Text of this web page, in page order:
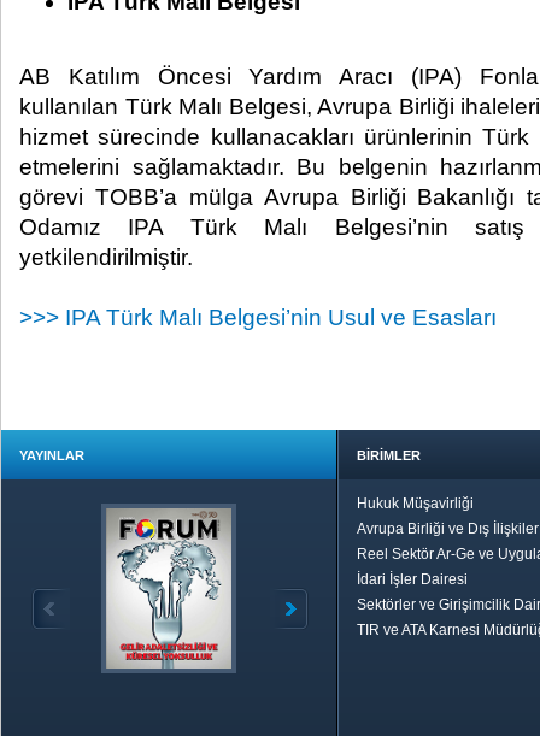
AB Katılım Öncesi Yardım Aracı (IPA)
kullanılan Türk Malı Belgesi, Avrupa Birliği
hizmet sürecinde kullanacakları ürünlerinin Türk
etmelerini sağlamaktadır. Bu belgenin
görevi TOBB’a mülga Avrupa Birliği Bakanlığı
Odamız IPA Türk Malı Belgesi’nin
yetkilendirilmiştir.
>>> IPA Türk Malı Belgesi’nin Usul ve Esasları
YAYINLAR BİRİMLER
Hukuk Müşavirliği
Avrupa Birliği ve Dış
Reel Sektör Ar-Ge ve
İdari İşler Dairesi
Sektörler ve Girişimcilik
TIR ve ATA Karnesi